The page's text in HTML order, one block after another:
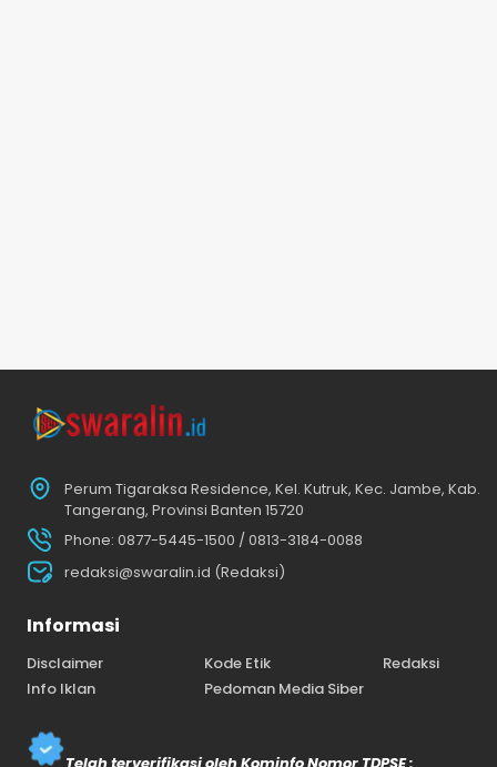
Perum Tigaraksa Residence, Kel. Kutruk, Kec. Jambe, Kab.
Tangerang, Provinsi Banten 15720
Phone: 0877-5445-1500 / 0813-3184-0088
redaksi@swaralin.id (Redaksi)
Informasi
Disclaimer Kode Etik
Redaksi
Info Iklan
Pedoman Media Siber